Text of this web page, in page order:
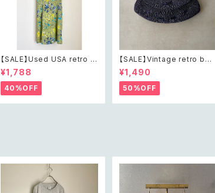
【SALE】Used USA retro b
otanical flower salopett
e short pants レトロ アメリ
カ ユーズド 古着 ライトグリー
ン ボタニカル フラワー サロペ
ット ショートパンツ
¥1,788
40%OFF
【SALE】Vintage retro bea
ds embroidery navy blue
pouch レトロ ヴィンテージ
ホワイト ビーズ刺繍 ネイビー
紺色 ポーチ
¥1,490
50%OFF